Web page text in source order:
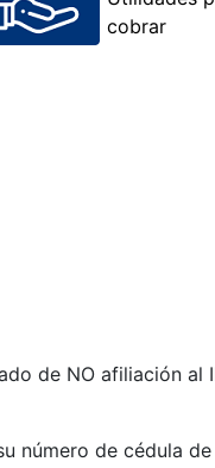
de NO afiliación al
número de cédula